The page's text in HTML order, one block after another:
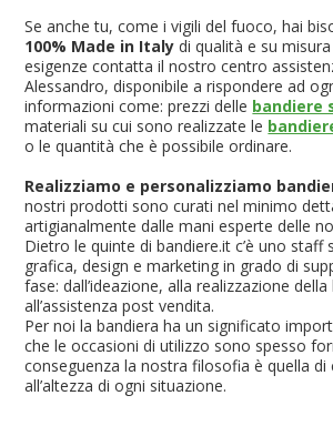
Se anche tu, come i vigili del fuoco, hai
100% Made in Italy di qualità e su
esigenze contatta il nostro centro
Alessandro, disponibile a rispondere ad
informazioni come: prezzi delle bandiere
materiali su cui sono realizzate le
o le quantità che è possibile ordinare.
Realizziamo e personalizziamo
nostri prodotti sono curati nel minimo
artigianalmente dalle mani esperte delle
Dietro le quinte di bandiere.it c’è uno staff
grafica, design e marketing in grado di
fase: dall’ideazione, alla realizzazione
all’assistenza post vendita.
Per noi la bandiera ha un significato
che le occasioni di utilizzo sono spesso
conseguenza la nostra filosofia è quella
all’altezza di ogni situazione.